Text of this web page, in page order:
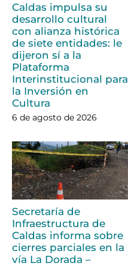
Caldas impulsa su
desarrollo cultural
con alianza histórica
de siete entidades: le
dijeron sí a la
Plataforma
Interinstitucional para
la Inversión en
Cultura
6 de agosto de 2026
Secretaría de
Infraestructura de
Caldas informa sobre
cierres parciales en la
vía La Dorada –